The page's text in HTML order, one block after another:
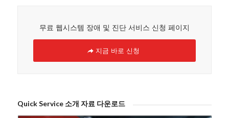
무료 웹시스템 장애 및 진단 서비스 신청 페이지
지금 바로 신청
Quick Service 소개 자료 다운로드